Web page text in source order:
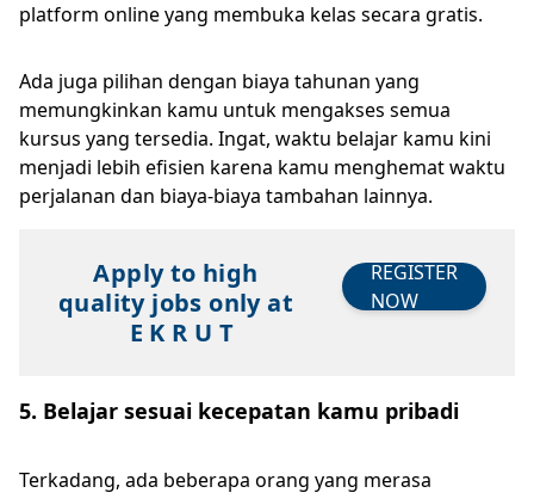
platform online yang membuka kelas secara gratis.
Ada juga pilihan dengan biaya tahunan yang
memungkinkan kamu untuk mengakses semua
kursus yang tersedia. Ingat, waktu belajar kamu kini
menjadi lebih efisien karena kamu menghemat waktu
perjalanan dan biaya-biaya tambahan lainnya.
Apply to high
quality jobs only at
E K R U T
REGISTER
NOW
5. Belajar sesuai kecepatan kamu pribadi
Terkadang, ada beberapa orang yang merasa